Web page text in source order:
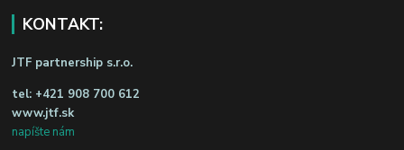
KONTAKT:
JTF partnership s.r.o.
tel: +421 908 700 612
www.jtf.sk
napíšte nám